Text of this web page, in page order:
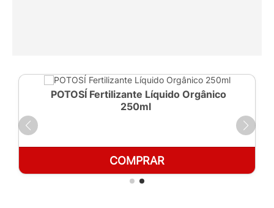
POTOSÍ Fertilizante Líquido Orgânico
250ml
COMPRAR